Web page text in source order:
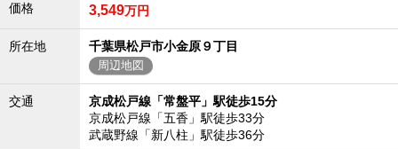
価格 3,549万円
所在地 千葉県松戸市小金原９丁目
周辺地図
交通
京成松戸線「常盤平」駅徒歩15分
京成松戸線「五香」駅徒歩33分
武蔵野線「新八柱」駅徒歩36分
内房エリアの新築一戸建
内房エリアの中古一戸建
内房エリアのマンション
内房エリアの土地
東京全域エリア
東京全域エリアの新築一戸建
東京全域エリアの中古一戸建
東京全域エリアのマンション